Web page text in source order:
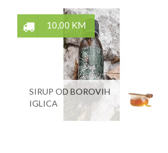
10,00 KM
SIRUP OD BOROVIH
IGLICA